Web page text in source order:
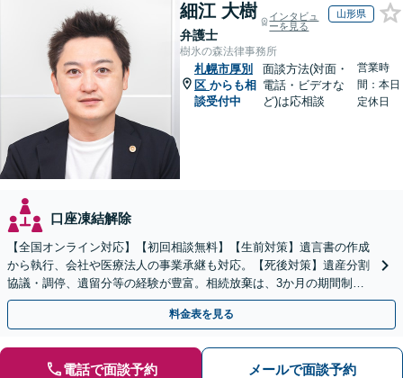
細江 大樹
弁護士
インタビュ
ーを見る
山形県
樹氷の森法律事務所
札幌市厚別
区 からも相
談受付中
面談方法(対面・
電話・ビデオな
ど)は応相談
営業時
間：本日
定休日
口座凍結解除
【全国オンライン対応】【初回相談無料】【生前対策】遺言書の作成
から執行、会社や医療法人の事業承継も対応。【死後対策】遺産分割
協議・調停、遺留分等の経験が豊富。相続放棄は、3か月の期間制限
があるため、お早めにご相談ください。【無料駐車場あり】
料金表を見る
電話で面談予約 メールで面談予約